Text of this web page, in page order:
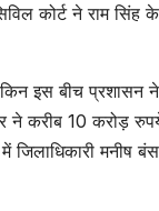
कोर्ट ने राम सिंह
इस बीच प्रशासन
ने करीब 10 करोड़
मनीष